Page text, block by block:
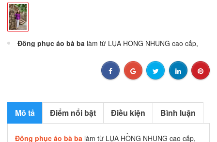
Đồng phục áo bà ba làm từ LỤA HỒNG NHUNG cao cấp,
Đen, được làm từ LỤA SATIN mềm mịn, mặc lên cực thích
nhé, vừa mươt suông lại có độ bóng vừa phải.
Mô tả Điểm nổi bật Điều kiện Bình luận
Đồng phục áo bà ba làm từ LỤA HỒNG NHUNG cao cấp,